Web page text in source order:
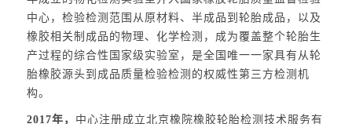
中心，检验检测范围从原材料、半成品到轮胎成品，以及
橡胶相关制成品的物理、化学检测，成为覆盖整个轮胎生
产过程的综合性国家级实验室，是全国唯一一家具有从轮
胎橡胶源头到成品质量检验检测的权威性第三方检测机
构。
2017年， 中心注册成立北京橡院橡胶轮胎检测技术服务有